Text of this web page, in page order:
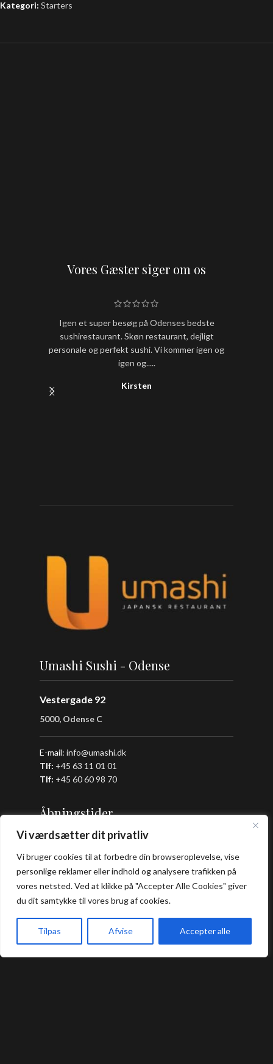
Vi værdsætter dit privatliv
Vi bruger cookies til at forbedre din browseroplevelse, vise
personlige reklamer eller indhold og analysere trafikken på
vores netsted. Ved at klikke på "Accepter Alle Cookies" giver
du dit samtykke til vores brug af cookies.
Tilpas Afvise Accepter alle
Kategori: Starters
Vores Gæster siger om os
Igen et super besøg på Odenses bedste
sushirestaurant. Skøn restaurant, dejligt
personale og perfekt sushi. Vi kommer igen og
igen og.....
Kirsten
Umashi Sushi - Odense
Vestergade 92
5000, Odense C
E-mail: info@umashi.dk
Tlf: +45 63 11 01 01
Tlf: +45 60 60 98 70
Åbningstider
Aften: 17:00 - 22:00
Køkkenet lukker en halv time før lukketid.
Praktisk
Bord Booking